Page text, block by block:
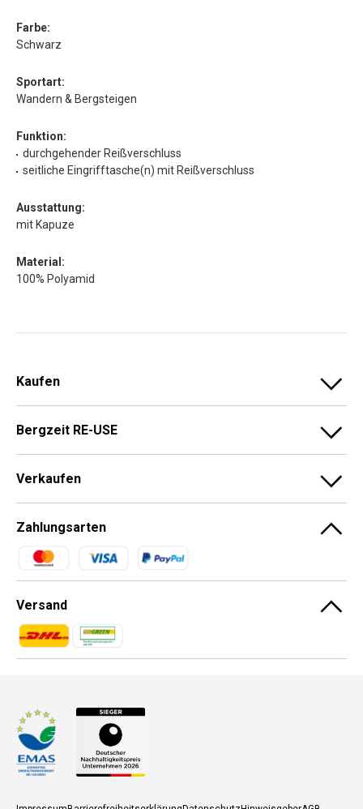
Farbe:
Schwarz
Sportart:
Wandern & Bergsteigen
Funktion:
durchgehender Reißverschluss
seitliche Eingrifftasche(n) mit Reißverschluss
Ausstattung:
mit Kapuze
Material:
100% Polyamid
Kaufen
Bergzeit RE-USE
Verkaufen
Zahlungsarten
Zahlungsmethoden
Versand
Zahlungsmethoden
Zahlungsmethoden